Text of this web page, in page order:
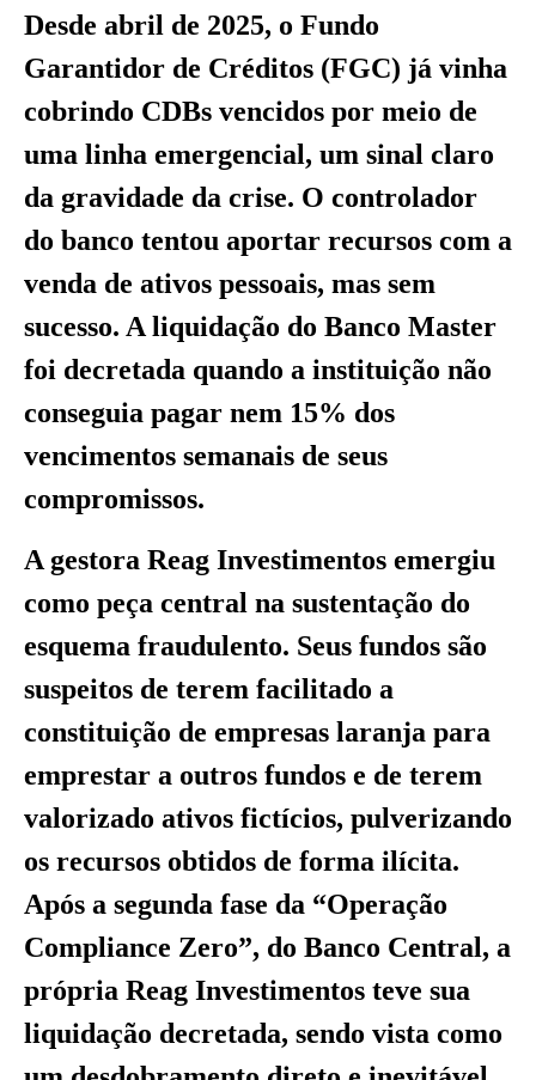
Desde abril de 2025, o Fundo
Garantidor de Créditos (FGC) já vinha
cobrindo CDBs vencidos por meio de
uma linha emergencial, um sinal claro
da gravidade da crise. O controlador
do banco tentou aportar recursos com a
venda de ativos pessoais, mas sem
sucesso. A liquidação do Banco Master
foi decretada quando a instituição não
conseguia pagar nem 15% dos
vencimentos semanais de seus
compromissos.
A gestora Reag Investimentos emergiu
como peça central na sustentação do
esquema fraudulento. Seus fundos são
suspeitos de terem facilitado a
constituição de empresas laranja para
emprestar a outros fundos e de terem
valorizado ativos fictícios, pulverizando
os recursos obtidos de forma ilícita.
Após a segunda fase da “Operação
Compliance Zero”, do Banco Central, a
própria Reag Investimentos teve sua
liquidação decretada, sendo vista como